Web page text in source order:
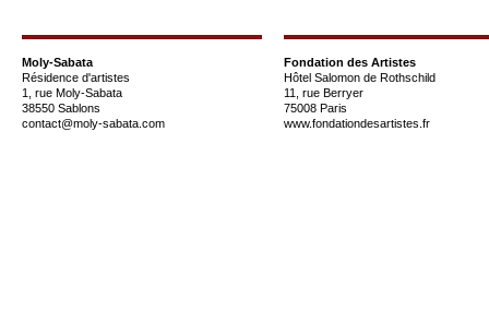
Moly-Sabata
Résidence d'artistes
1, rue Moly-Sabata
38550 Sablons
contact@moly-sabata.com
Fondation des Artistes
Hôtel Salomon de Rothschild
11, rue Berryer
75008 Paris
www.fondationdesartistes.fr